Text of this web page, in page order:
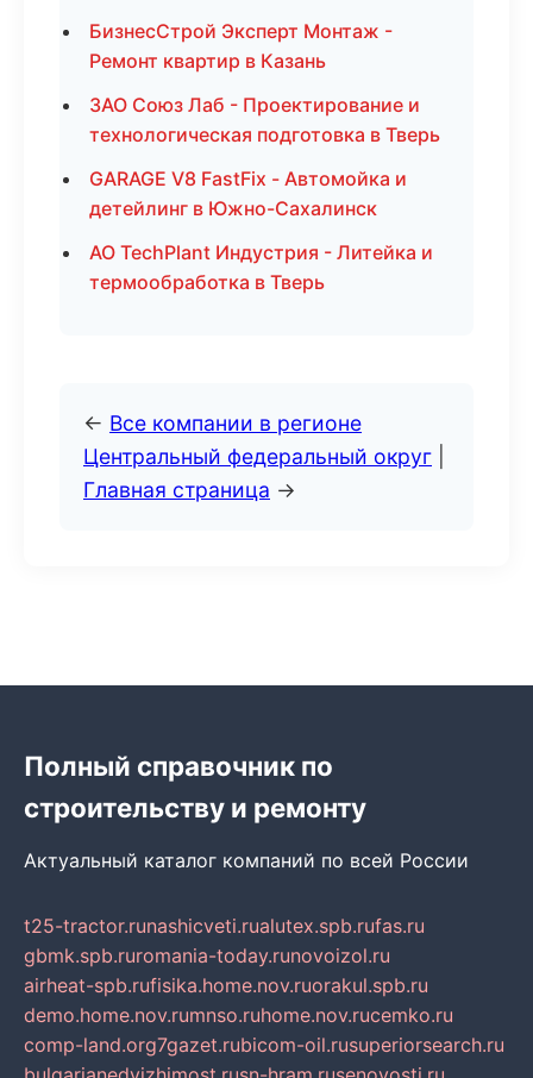
БизнесСтрой Эксперт Монтаж -
Ремонт квартир в Казань
ЗАО Союз Лаб - Проектирование и
технологическая подготовка в Тверь
GARAGE V8 FastFix - Автомойка и
детейлинг в Южно-Сахалинск
АО TechPlant Индустрия - Литейка и
термообработка в Тверь
← Все компании в регионе
Центральный федеральный округ
Главная страница →
Полный справочник по
строительству и ремонту
Актуальный каталог компаний по всей России
t25-tractor.runashicveti.rualutex.spb.rufas.ru
gbmk.spb.ruromania-today.runovoizol.ru
airheat-spb.rufisika.home.nov.ruorakul.spb.ru
demo.home.nov.rumnso.ruhome.nov.rucemko.ru
comp-land.org7gazet.rubicom-oil.rusuperiorsearch.ru